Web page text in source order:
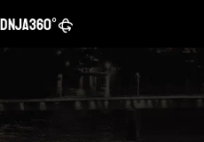
360°